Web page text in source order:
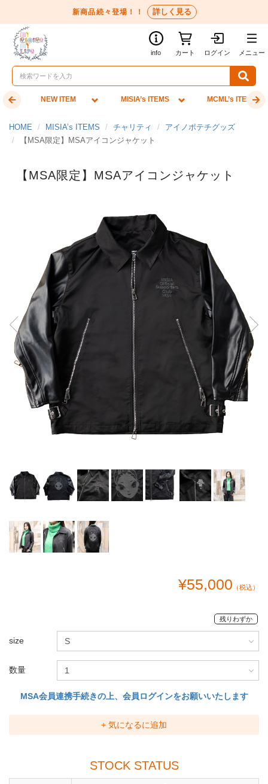
新商品続々登場！！ 詳しく見る
info カート ログイン メニュー
NEW ITEM MISIA’s ITEMS MCML’s ITEMS
HOME MISIA’s ITEMS チャリティ
アイノポテチグッズ
【MSA限定】MSAアイコンジャケット
【MSA限定】MSAアイコンジャケット
¥55,000 （税込）
残りわずか
size
数量
MSA会員連携手続きの上、会員ログインをお願いいたします
+ 気になるに追加
STOCK STATUS